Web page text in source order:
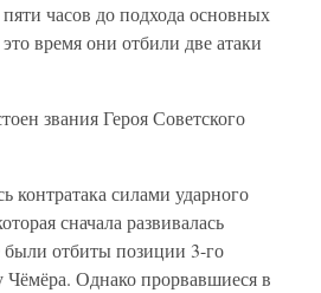
часов до подхода основных
время они отбили две атаки
звания Героя Советского
контратака силами ударного
сначала развивалась
были отбиты позиции 3-го
Чёмёра. Однако прорвавшиеся в